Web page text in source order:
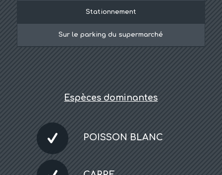
Stationnement
Sur le parking du supermarché
Espèces dominantes
POISSON BLANC